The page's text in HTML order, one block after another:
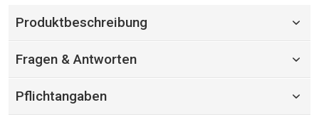
Produktbeschreibung
Fragen & Antworten
Pflichtangaben